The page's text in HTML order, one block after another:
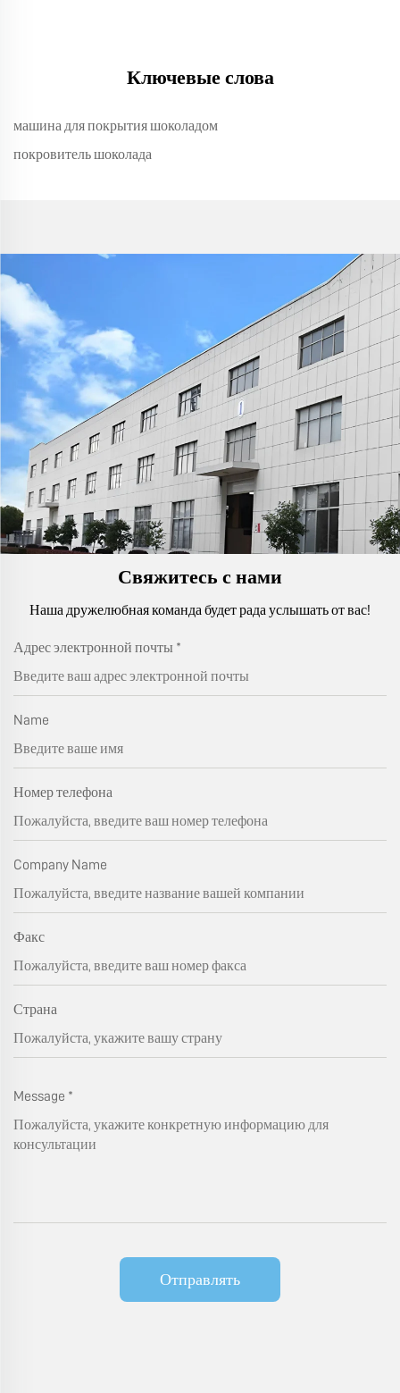
Ключевые слова
машина для покрытия шоколадом
покровитель шоколада
Свяжитесь с нами
Наша дружелюбная команда будет рада услышать от вас!
Адрес электронной почты *
Name
Номер телефона
Company Name
Факс
Страна
Message *
Отправлять